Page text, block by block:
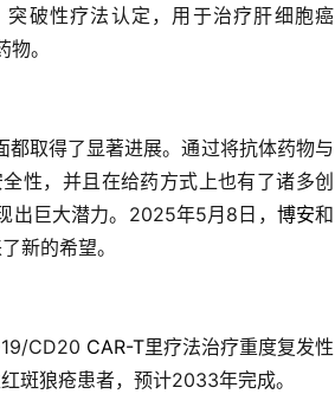
破性疗法认定，用于治疗肝细胞癌
。
取得了显著进展。通过将抗体药物与
性，并且在给药方式上也有了诸多创
出巨大潜力。2025年5月8日， 博安和
新的希望。
CD20 CAR-T里疗法治疗重度复发性
斑狼疮患者，预计2033年完成。